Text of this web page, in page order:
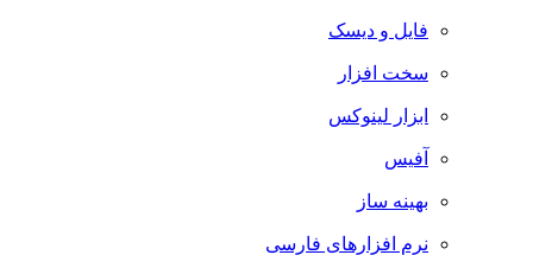
فایل و دیسک
سخت افزار
ابزار لینوکس
آفیس
بهینه ساز
نرم افزارهای فارسی